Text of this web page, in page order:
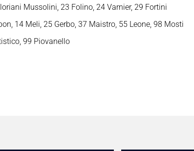
Mussolini, 23 Folino, 24 Varnier, 29 Fortini
14 Meli, 25 Gerbo, 37 Maistro, 55 Leone, 98 Mosti
99 Piovanello